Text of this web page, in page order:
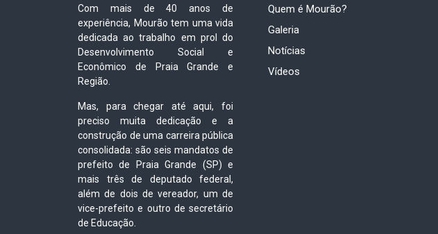
Com mais de 40 anos de
experiência, Mourão tem uma vida
dedicada ao trabalho em prol do
Desenvolvimento Social e
Econômico de Praia Grande e
Região.
Mas, para chegar até aqui, foi
preciso muita dedicação e a
construção de uma carreira pública
consolidada: são seis mandatos de
prefeito de Praia Grande (SP) e
mais três de deputado federal,
além de dois de vereador, um de
vice-prefeito e outro de secretário
de Educação.
Quem é Mourão?
Galeria
Notícias
Vídeos